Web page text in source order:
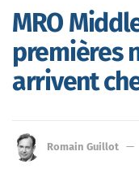
MRO
premières
arrivent
Romain Guillot